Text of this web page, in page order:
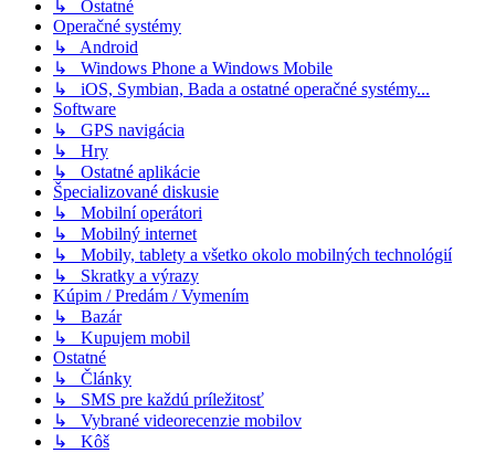
↳ Ostatné
Operačné systémy
↳ Android
↳ Windows Phone a Windows Mobile
↳ iOS, Symbian, Bada a ostatné operačné systémy...
Software
↳ GPS navigácia
↳ Hry
↳ Ostatné aplikácie
Špecializované diskusie
↳ Mobilní operátori
↳ Mobilný internet
↳ Mobily, tablety a všetko okolo mobilných technológií
↳ Skratky a výrazy
Kúpim / Predám / Vymením
↳ Bazár
↳ Kupujem mobil
Ostatné
↳ Články
↳ SMS pre každú príležitosť
↳ Vybrané videorecenzie mobilov
↳ Kôš